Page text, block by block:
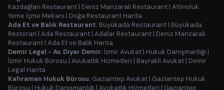
Kazdağları Restaurant | Deniz Manzaralı Restaurant | Altınoluk
Yeme İçme Mekanı | Doğa Restaurant Harita
Ada Et ve Balık Restaurant: Büyükada Restaurant | Büyükada
Restoran | Ada Restaurant | Adalar Restaurant | Deniz Manzaralı
Restaurant | Ada Et ve Balık Harita
Demir Legal - Av. Diyar Demir: İzmir Avukat | Hukuk Danışmanlığı |
İzmir Hukuk Bürosu | Avukatlık Hizmetleri | Bayraklı Avukat | Demir
Legal Harita
Kahraman Hukuk Bürosu: Gaziantep Avukat | Gaziantep Hukuk
Bürosu | Hukuk Danışmanlığı | Avukatlık Hizmetleri | Gaziantep